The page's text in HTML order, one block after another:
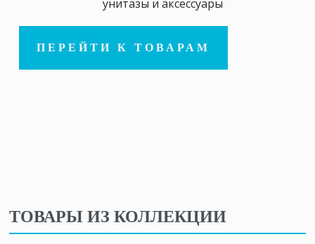
унитазы и аксессуары
ПЕРЕЙТИ К ТОВАРАМ
ТОВАРЫ ИЗ КОЛЛЕКЦИИ